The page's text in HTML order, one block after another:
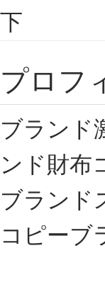
下
プロフ
ブランド
ンド財布
ブランド
コピーブ